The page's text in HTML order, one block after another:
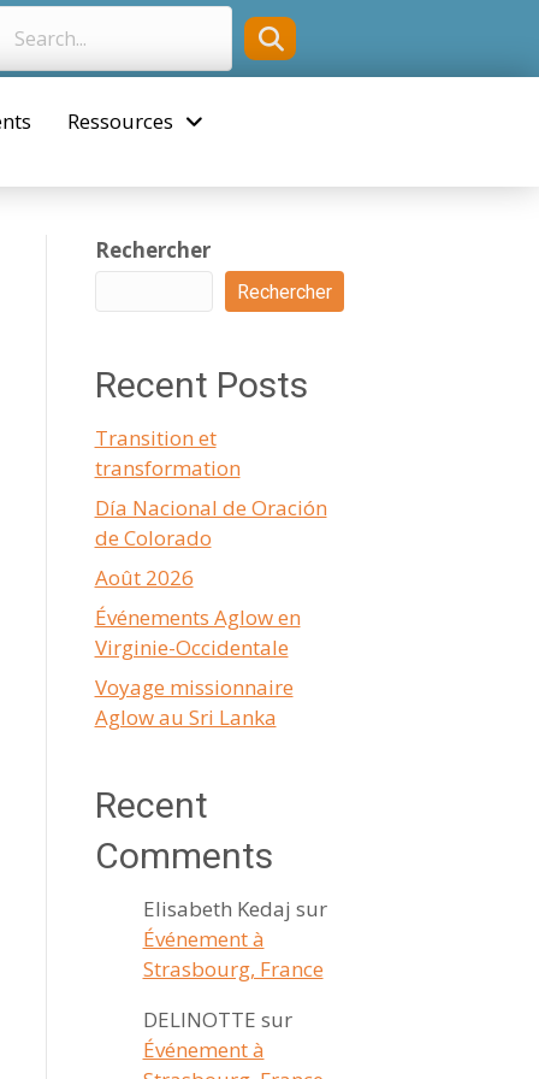
Ressources
Rechercher
Rechercher
Recent Posts
Transition et
transformation
Día Nacional de Oración
de Colorado
Août 2026
Événements Aglow en
Virginie-Occidentale
Voyage missionnaire
Aglow au Sri Lanka
Recent
Comments
Elisabeth Kedaj sur
Événement à
Strasbourg, France
DELINOTTE sur
Événement à